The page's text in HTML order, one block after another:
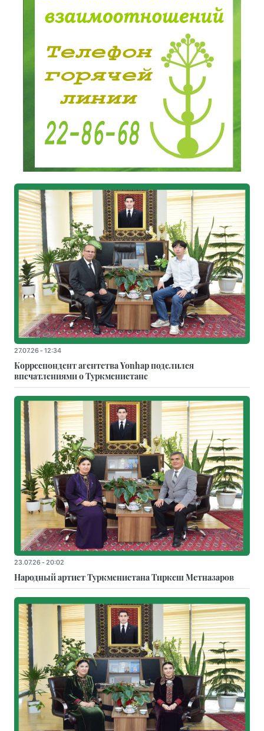
27.07.26 - 12:34
Корреспондент агентства Yonhap поделился
впечатлениями о Туркменистане
23.07.26 - 20:02
Народный артист Туркменистана Тиркеш Мeтназаров